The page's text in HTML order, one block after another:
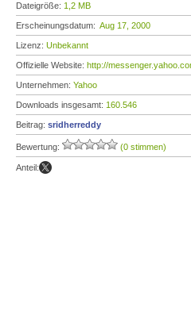
Dateigröße: 1,2 MB
Erscheinungsdatum: Aug 17, 2000
Lizenz: Unbekannt
Offizielle Website: http://
Unternehmen: Yahoo
Downloads insgesamt: 160.546
Beitrag: sridherreddy
Bewertung: (0 stimmen)
Anteil: